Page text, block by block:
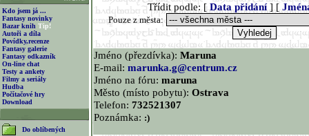
Kdo jsem já ...
Fantasy novinky
Bazar knih Tip!
Autoři a díla
Povídky,recenze
Fantasy galerie
Fantasy odkazník
On-line chat
Testy a ankety
Filmy a seriály
Hudba
Počítačové hry
Download
Do oblíbených
Třídit podle: [ Data přidání] [
Pouze z města:
Jméno (přezdívka): Maruna
E-mail: marunka.g@centrum.cz
Jméno na fóru: maruna
Město (místo pobytu): Ostrava
Telefon: 732521307
Poznámka: :)